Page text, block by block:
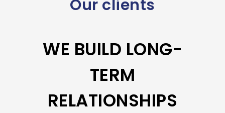
Our clients
WE BUILD LONG-
TERM
RELATIONSHIPS